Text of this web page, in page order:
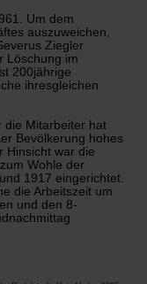
Um dem
auszuweichen,
Ziegler
Löschung im
200jährige
ihresgleichen
die Mitarbeiter hat
Bevölkerung hohes
Hinsicht war die
Wohle der
1917 eingerichtet.
die Arbeitszeit um
und den 8-